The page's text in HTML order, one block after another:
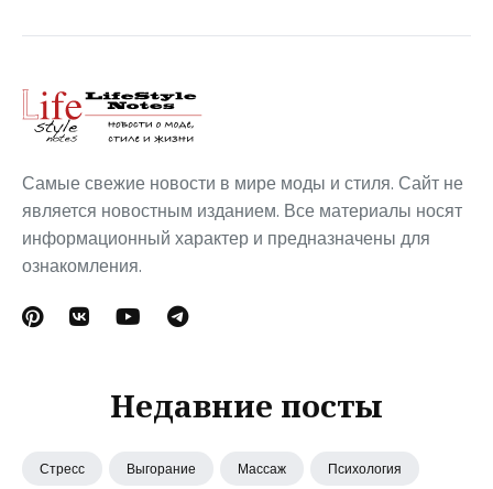
Самые свежие новости в мире моды и стиля. Сайт не
является новостным изданием. Все материалы носят
информационный характер и предназначены для
ознакомления.
Недавние посты
Стресс Выгорание Массаж Психология